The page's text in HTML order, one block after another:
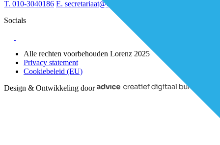
T. 010-3040186 E. secretariaat@de-eerstelijns.nl
Socials
Alle rechten voorbehouden Lorenz 2025
Privacy statement
Cookiebeleid (EU)
Design & Ontwikkeling door